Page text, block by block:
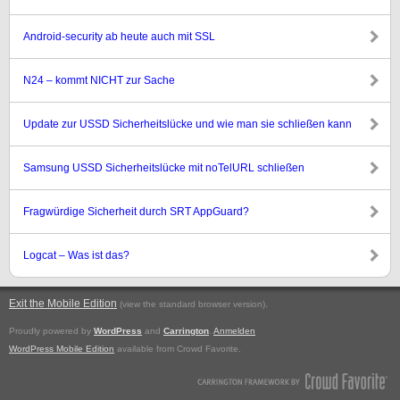
Android-security ab heute auch mit SSL
N24 – kommt NICHT zur Sache
Update zur USSD Sicherheitslücke und wie man sie schließen kann
Samsung USSD Sicherheitslücke mit noTelURL schließen
Fragwürdige Sicherheit durch SRT AppGuard?
Logcat – Was ist das?
Exit the Mobile Edition (view the standard browser version).
Proudly powered by WordPress and Carrington Anmelden
WordPress Mobile Edition available from Crowd Favorite.